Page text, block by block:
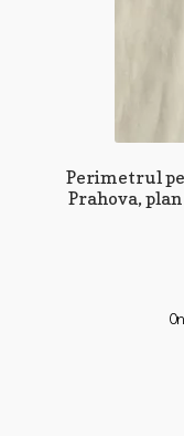
Perimetrul
Prahova,